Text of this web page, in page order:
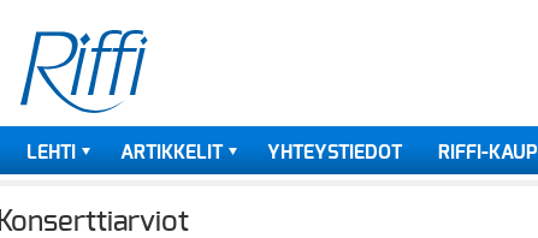
LEHTI ARTIKKELIT YHTEYSTIEDOT RIFFI-
Konserttiarviot